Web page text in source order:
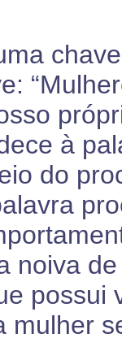
à
do
noiva
possui
mulher